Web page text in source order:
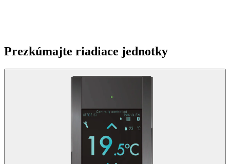
Prezkúmajte riadiace jednotky